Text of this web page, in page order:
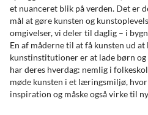
et nuanceret blik på verden. Det er
mål at gøre kunsten og
omgivelser, vi deler til daglig – i
En af måderne til at få kunsten ud
kunstinstitutioner er at lade børn og
har deres hverdag: nemlig i
møde kunsten i et læringsmiljø,
inspiration og måske også virke til